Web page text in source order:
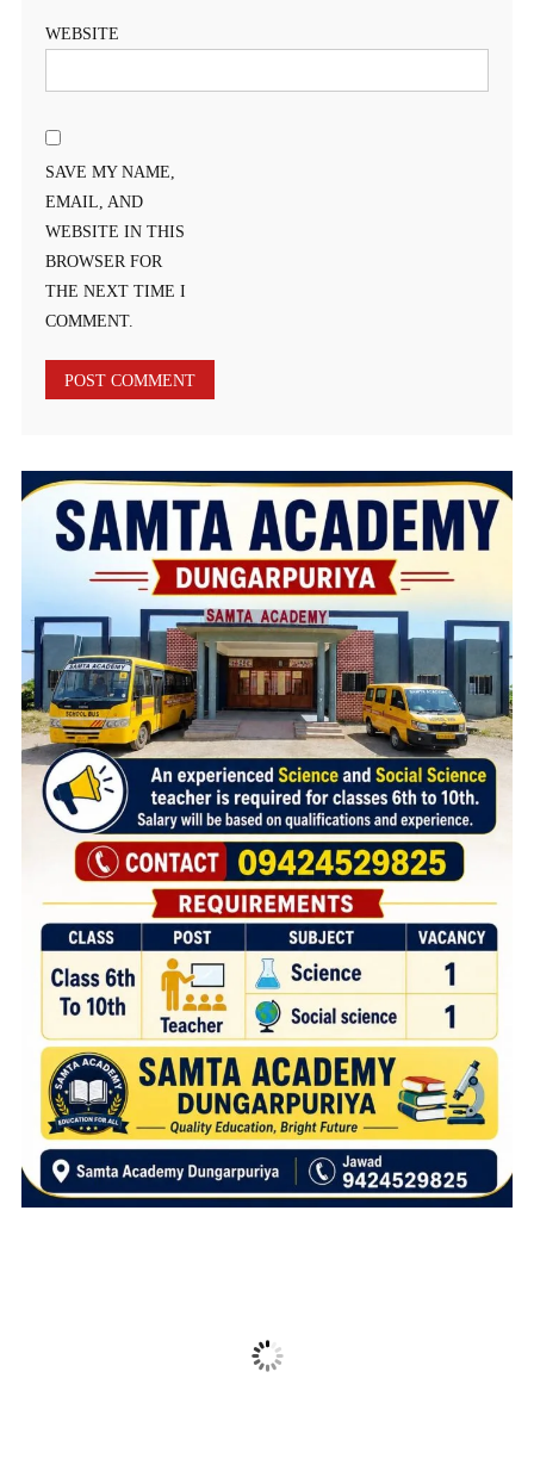
WEBSITE
SAVE MY NAME,
EMAIL, AND
WEBSITE IN THIS
BROWSER FOR
THE NEXT TIME I
COMMENT.